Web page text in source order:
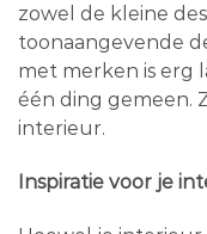
zowel de kleine
toonaangevende
met merken is erg
één ding gemeen.
interieur.
Inspiratie voor je